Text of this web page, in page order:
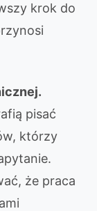
krok do
pisać
którzy
że praca